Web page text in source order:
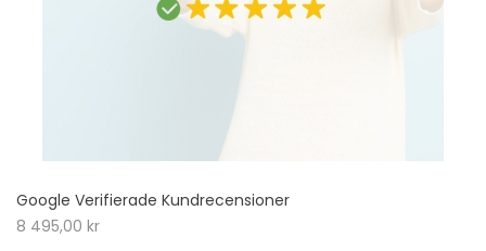
Google Verifierade Kundrecensioner
8 495,00 kr